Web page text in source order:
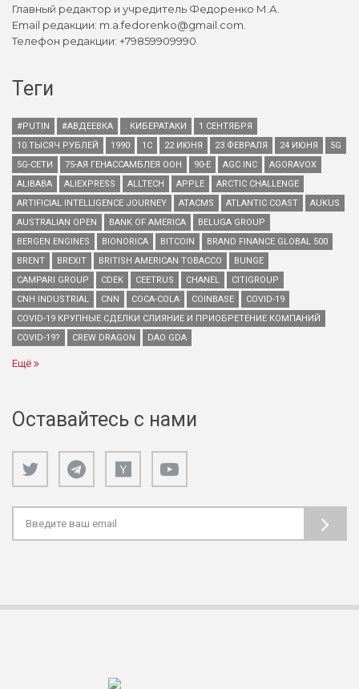
Главный редактор и учредитель Федоренко М.А.
Email редакции: m.a.fedorenko@gmail.com.
Телефон редакции: +79859909990
Теги
#PUTIN #АВДЕЕВКА . КИБЕРАТАКИ
1 СЕНТЯБРЯ
10 ТЫСЯЧ РУБЛЕЙ
1990 1С 22 ИЮНЯ 23 ФЕВРАЛЯ 24 ИЮНЯ
5G
5G-СЕТИ
75-АЯ ГЕНАССАМБЛЕЯ ООН 90-Е AGC INC
AGORAVOX
ALIBABA
ALIEXPRESS ALLTECH APPLE
ARCTIC CHALLENGE
ARTIFICIAL INTELLIGENCE JOURNEY
ATACMS ATLANTIC COAST
AUKUS
AUSTRALIAN OPEN
BANK OF AMERICA
BELUGA GROUP
BERGEN ENGINES
BIONORICA BITCOIN
BRAND FINANCE GLOBAL 500
BRENT
BREXIT BRITISH AMERICAN TOBACCO
BUNGE
CAMPARI GROUP
CDEK CEETRUS CHANEL
CITIGROUP
CNH INDUSTRIAL
CNN COCA-COLA COINBASE
COVID-19
COVID-19 КРУПНЫЕ СДЕЛКИ СЛИЯНИЕ И ПРИОБРЕТЕНИЕ КОМПАНИЙ
COVID-19?
CREW DRAGON DAO GDA
Ещё
Оставайтесь с нами